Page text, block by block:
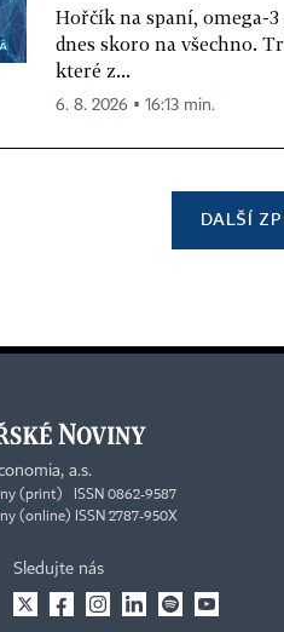
Hořčík na spaní, omega-
dnes skoro na všechno.
které z...
6. 8. 2026 ▪ 16:13 min.
DALŠÍ
a.s.
(print) ISSN 0862-9587
(online) ISSN 2787-950X
Sledujte nás